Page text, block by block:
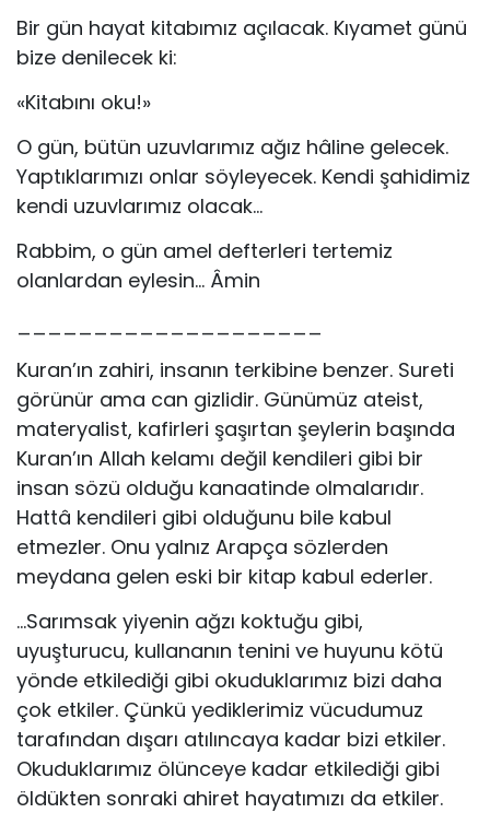
Bir gün hayat kitabımız açılacak. Kıyamet günü
bize denilecek ki:
«Kitabını oku!»
O gün, bütün uzuvlarımız ağız hâline gelecek.
Yaptıklarımızı onlar söyleyecek. Kendi şahidimiz
kendi uzuvlarımız olacak…
Rabbim, o gün amel defterleri tertemiz
olanlardan eylesin… Âmin
Kuran’ın zahiri, insanın terkibine benzer. Sureti
görünür ama can gizlidir. Günümüz ateist,
materyalist, kafirleri şaşırtan şeylerin başında
Kuran’ın Allah kelamı değil kendileri gibi bir
insan sözü olduğu kanaatinde olmalarıdır.
Hattâ kendileri gibi olduğunu bile kabul
etmezler. Onu yalnız Arapça sözlerden
meydana gelen eski bir kitap kabul ederler.
…Sarımsak yiyenin ağzı koktuğu gibi,
uyuşturucu, kullananın tenini ve huyunu kötü
yönde etkilediği gibi okuduklarımız bizi daha
çok etkiler. Çünkü ye­diklerimiz vücudumuz
tarafından dışarı atılıncaya kadar bizi etkiler.
Okuduklarımız ölünceye kadar etkilediği gibi
öldükten sonraki ahiret hayatımızı da etkiler.